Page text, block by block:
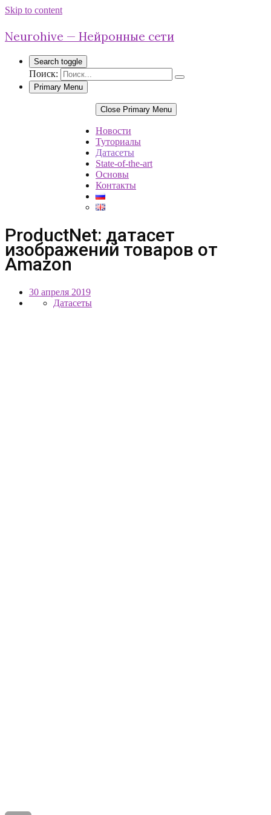
Skip to content
Neurohive — Нейронные сети
Search toggle
Поиск:
Primary Menu
Close Primary Menu
Новости
Туториалы
Датасеты
State-of-the-art
Основы
Контакты
ProductNet: датасет
изображений товаров от
Amazon
30 апреля 2019
Датасеты